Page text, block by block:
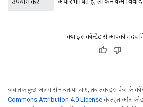
उपयोग करें
क्या इस कॉन्टेंट से आपको मदद
जब तक कुछ अलग से न बताया जाए, तब तक इस पेज के
Commons Attribution 4.0 License के तहत और